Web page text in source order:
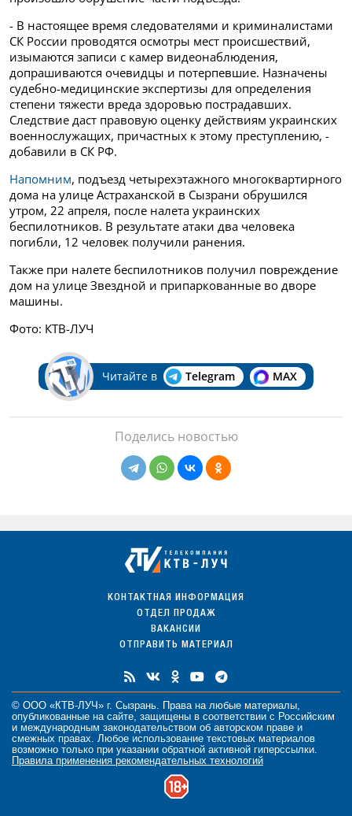
- В настоящее время следователями и криминалистами
СК России проводятся осмотры мест происшествий,
изымаются записи с камер видеонаблюдения,
допрашиваются очевидцы и потерпевшие. Назначены
судебно-медицинские экспертизы для определения
степени тяжести вреда здоровью пострадавших.
Следствие даст правовую оценку действиям украинских
военнослужащих, причастных к этому преступлению, -
добавили в СК РФ.
Напомним, подъезд четырехэтажного многоквартирного
дома на улице Астраханской в Сызрани обрушился
утром, 22 апреля, после налета украинских
беспилотников. В результате атаки два человека
погибли, 12 человек получили ранения.
Также при налете беспилотников получил повреждение
дом на улице Звездной и припаркованные во дворе
машины.
Фото: КТВ-ЛУЧ
Читайте в Telegram MAX
Поделись новостью
КОНТАКТНАЯ ИНФОРМАЦИЯ
ОТДЕЛ ПРОДАЖ
ВАКАНСИИ
ОТПРАВИТЬ МАТЕРИАЛ
© ООО «КТВ-ЛУЧ» г. Сызрань. Права на любые материалы,
опубликованные на сайте, защищены в соответствии с Российским
и международным законодательством об авторском праве и
смежных правах. Любое использование текстовых материалов
возможно только при указании обратной активной гиперссылки.
Правила применения рекомендательных технологий